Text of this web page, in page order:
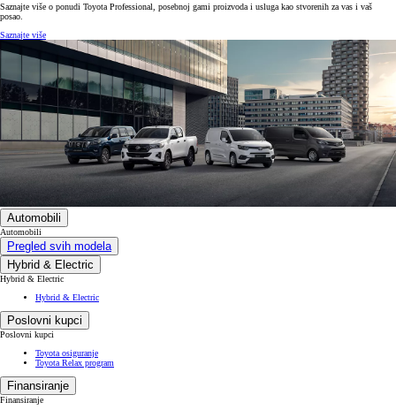
Saznajte više o ponudi Toyota Professional, posebnoj gami proizvoda i usluga kao stvorenih za vas i vaš
posao.
Saznajte više
Automobili
Automobili
Pregled svih modela
Hybrid & Electric
Hybrid & Electric
Hybrid & Electric
Poslovni kupci
Poslovni kupci
Toyota osiguranje
Toyota Relax program
Finansiranje
Finansiranje